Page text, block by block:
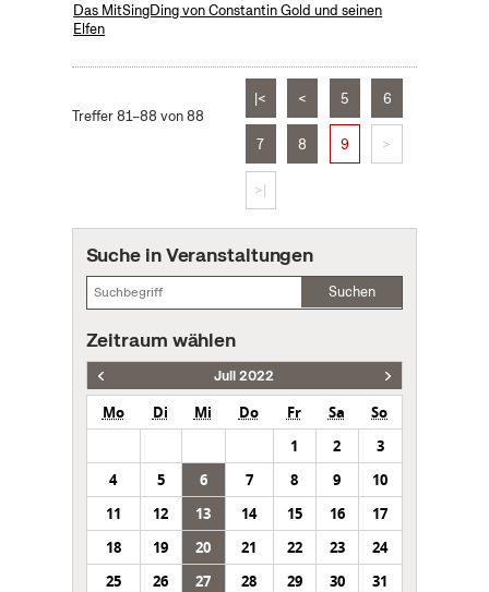
Das MitSingDing von Constantin Gold und seinen
Elfen
Treffer 81–88 von 88
|< < 5 6
7 8 9 >
>|
Suche in Veranstaltungen
Suchen
Zeitraum wählen
Juli 2022
Mo Di Mi Do Fr Sa
So
1
2
3
4
5 6 7 8 9
10
11
12 13 14 15 16
17
18
19 20 21 22 23
24
25
26 27 28 29 30 31